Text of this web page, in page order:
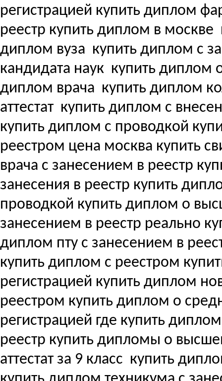
регистрацией купить диплом
реестр купить диплом в москве
диплом вуза купить диплом с
кандидата наук купить диплом
диплом врача купить диплом
аттестат купить диплом с
купить диплом с проводкой
реестром цена москва купить
врача с занесением в реестр
занесения в реестр купить
проводкой купить диплом о
занесением в реестр реально
диплом пту с занесением в
купить диплом с реестром
регистрацией купить диплом
реестром купить диплом о
регистрацией где купить
реестр купить дипломы о
аттестат за 9 класс купить